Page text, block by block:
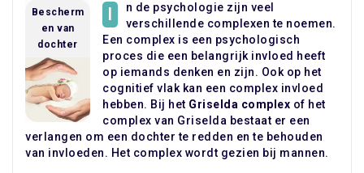
Bescherm
en van
dochter
I
n de psychologie zijn veel
verschillende complexen te noemen.
Een complex is een psychologisch
proces die een belangrijk invloed heeft
op iemands denken en zijn. Ook op het
cognitief vlak kan een complex invloed
hebben. Bij het Griselda complex of het
complex van Griselda bestaat er een
verlangen om een dochter te redden en te behouden
van invloeden. Het complex wordt gezien bij mannen.